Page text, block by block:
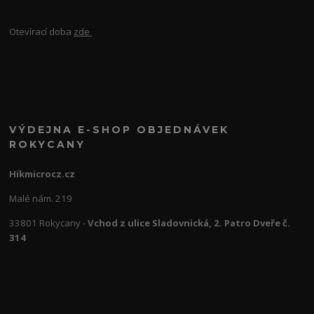
Otevírací doba zde
VÝDEJNA E-SHOP OBJEDNÁVEK
ROKYCANY
Hikmicrocz.cz
Malé nám. 219
33801 Rokycany -Vchod z ulice Sladovnická, 2. Patro Dveře č.
314